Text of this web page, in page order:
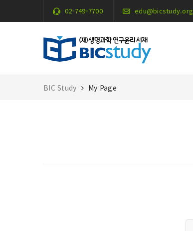
02-749-7700 edu@bicstudy.org
BIC Study My Page